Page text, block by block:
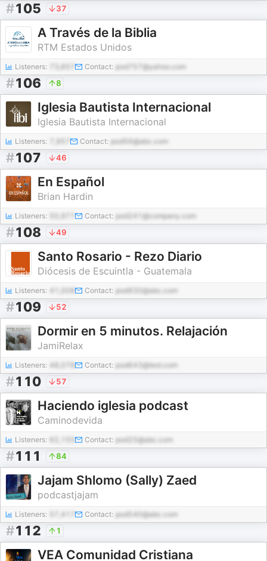
#105 37
A Través de la Biblia
RTM Estados Unidos
Listeners: Contact: pod757@yahoo.com
#106 8
Iglesia Bautista Internacional
Iglesia Bautista Internacional
Listeners: Contact: pod56@abc.com
#107 46
En Español
Brian Hardin
Listeners: Contact: pod241@company.com
#108 49
Santo Rosario - Rezo Diario
Diócesis de Escuintla - Guatemala
Listeners: Contact: pod930@abc.com
#109 52
Dormir en 5 minutos. Relajación
JamiRelax
Listeners: 48,078 Contact: pod643@test.com
#110 57
Haciendo iglesia podcast
Caminodevida
Listeners: Contact: pod25@abc.com
#111 84
Jajam Shlomo (Sally) Zaed
podcastjajam
Listeners: 57,417 Contact: pod540@abc.com
#112 1
VEA Comunidad Cristiana